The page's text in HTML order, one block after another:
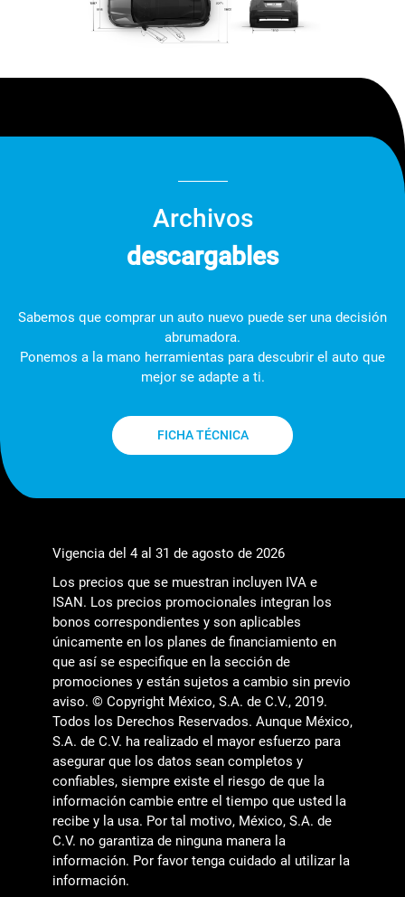
Archivos
descargables
Sabemos que comprar un auto nuevo puede ser una decisión
abrumadora.
Ponemos a la mano herramientas para descubrir el auto que
mejor se adapte a ti.
FICHA TÉCNICA
Vigencia del 4 al 31 de agosto de 2026
Los precios que se muestran incluyen IVA e
ISAN. Los precios promocionales integran los
bonos correspondientes y son aplicables
únicamente en los planes de financiamiento en
que así se especifique en la sección de
promociones y están sujetos a cambio sin previo
aviso. © Copyright México, S.A. de C.V., 2019.
Todos los Derechos Reservados. Aunque México,
S.A. de C.V. ha realizado el mayor esfuerzo para
asegurar que los datos sean completos y
confiables, siempre existe el riesgo de que la
información cambie entre el tiempo que usted la
recibe y la usa. Por tal motivo, México, S.A. de
C.V. no garantiza de ninguna manera la
información. Por favor tenga cuidado al utilizar la
información.